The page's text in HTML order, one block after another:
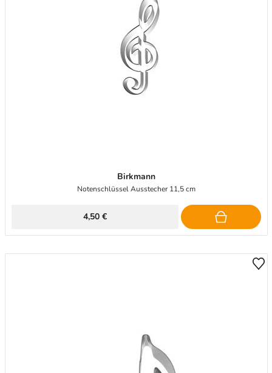
Birkmann
Notenschlüssel Ausstecher 11,5 cm
4,50 €